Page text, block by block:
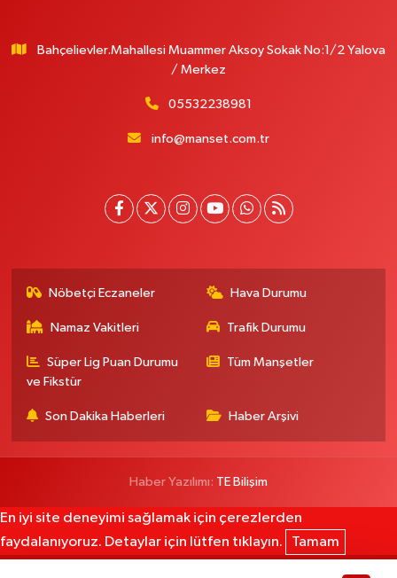
Bahçelievler.Mahallesi Muammer Aksoy Sokak No:1/2 Yalova
/ Merkez
05532238981
info@manset.com.tr
Nöbetçi Eczaneler Hava Durumu
Namaz Vakitleri Trafik Durumu
Süper Lig Puan Durumu
ve Fikstür
Tüm Manşetler
Son Dakika Haberleri Haber Arşivi
Haber Yazılımı: TE Bilişim
En iyi site deneyimi sağlamak için çerezlerden
faydalanıyoruz. Detaylar için lütfen tıklayın.
Tamam